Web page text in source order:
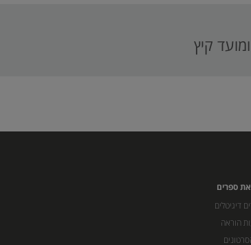
קיץ
ספרים
דיגיטלים
הוראה